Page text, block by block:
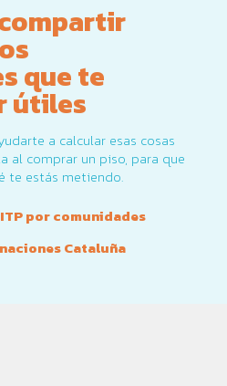
que te
útiles
a calcular esas cosas
al comprar un piso, para que
te estás metiendo.
por comunidades
Cataluña